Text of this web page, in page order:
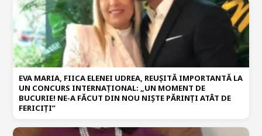
EVA MARIA, FIICA ELENEI UDREA, REUȘITĂ IMPORTANTĂ LA
UN CONCURS INTERNAȚIONAL: „UN MOMENT DE
BUCURIE! NE-A FĂCUT DIN NOU NIȘTE PĂRINȚI ATÂT DE
FERICIȚI”